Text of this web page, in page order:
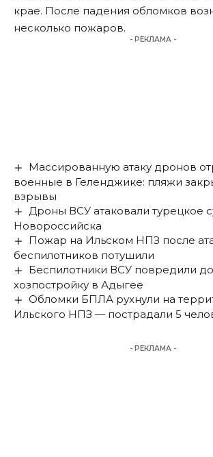
крае. После падения обломков
несколько пожаров.
- РЕКЛАМА -
Массированную атаку дронов
военные в Геленджике: пляжи
взрывы
Дроны ВСУ атаковали турецкое
Новороссийска
Пожар на Ильском НПЗ после
беспилотников потушили
Беспилотники ВСУ повредили
хозпостройку в Адыгее
Обломки БПЛА рухнули на
Ильского НПЗ — пострадали 5
- РЕКЛАМА -